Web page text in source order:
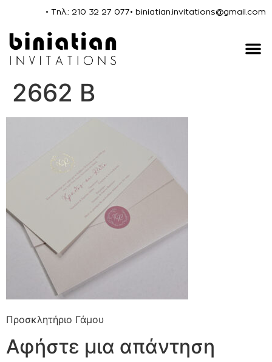
• Τηλ.: 210 32 27 077• biniatian.invitations@gmail.com
2662 B
Προσκλητήριο Γάμου
Αφήστε μια απάντηση